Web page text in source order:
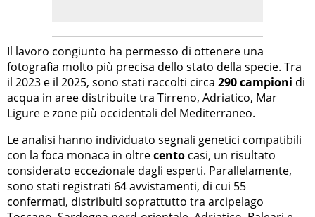
Il lavoro congiunto ha permesso di ottenere una
fotografia molto più precisa dello stato della specie. Tra
il 2023 e il 2025, sono stati raccolti circa 290 campioni di
acqua in aree distribuite tra Tirreno, Adriatico, Mar
Ligure e zone più occidentali del Mediterraneo.
Le analisi hanno individuato segnali genetici compatibili
con la foca monaca in oltrecento casi, un risultato
considerato eccezionale dagli esperti. Parallelamente,
sono stati registrati 64 avvistamenti, di cui 55
confermati, distribuiti soprattutto tra arcipelago